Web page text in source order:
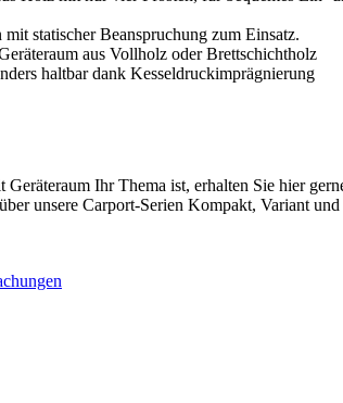
Ihr Thema ist, erhalten Sie hier
unsere Carport-Serien Kompakt, Variant